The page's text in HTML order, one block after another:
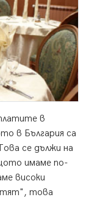
в
в България са
се дължи на
имаме по-
високи
това